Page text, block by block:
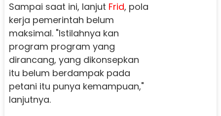
Sampai saat ini, lanjut Frid, pola
kerja pemerintah belum
maksimal. "Istilahnya kan
program program yang
dirancang, yang dikonsepkan
itu belum berdampak pada
petani itu punya kemampuan,"
lanjutnya.